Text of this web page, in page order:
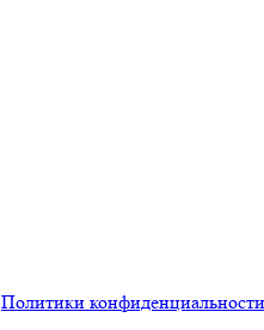
Политики конфиденциальности